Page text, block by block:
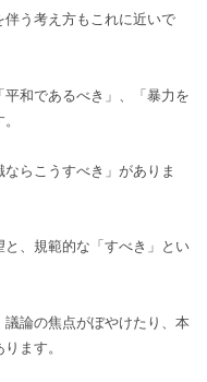
伴う考え方もこれに近いで
和であるべき」、「暴力を
らこうすべき」がありま
、規範的な「すべき」とい
議論の焦点がぼやけたり、本
ます。